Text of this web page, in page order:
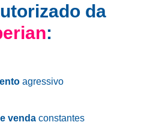
da
:
agressivo
venda constantes